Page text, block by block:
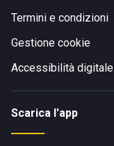
Termini e condizioni
Gestione cookie
Accessibilità digitale
Scarica l'app